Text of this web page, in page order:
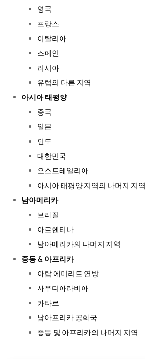
영국
프랑스
이탈리아
스페인
러시아
유럽의 다른 지역
아시아 태평양
중국
일본
인도
대한민국
오스트레일리아
아시아 태평양 지역의 나머지 지역
남아메리카
브라질
아르헨티나
남아메리카의 나머지 지역
중동 & 아프리카
아랍 에미리트 연방
사우디아라비아
카타르
남아프리카 공화국
중동 및 아프리카의 나머지 지역